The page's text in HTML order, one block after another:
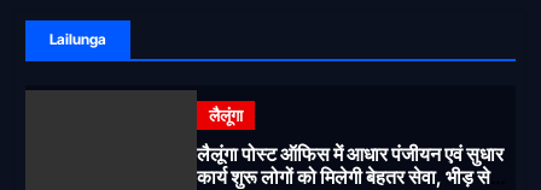
Lailunga
लैलूंगा
लैलूंगा पोस्ट ऑफिस में आधार पंजीयन एवं सुधार
कार्य शुरू लोगों को मिलेगी बेहतर सेवा, भीड़ से